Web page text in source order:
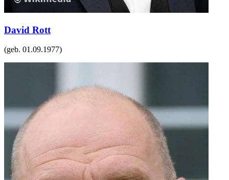
David Rott
(geb. 01.09.1977)